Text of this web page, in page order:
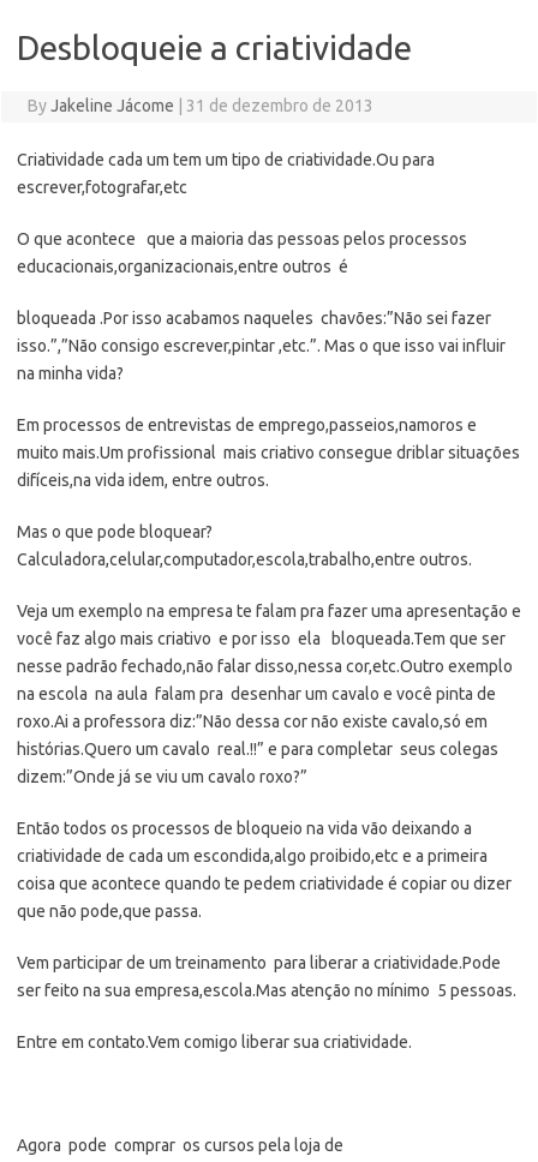
Desbloqueie a criatividade
ByJakeline Jácome 31 de dezembro de 2013
Criatividade cada um tem um tipo de criatividade.Ou para
escrever,fotografar,etc
O que acontece que a maioria das pessoas pelos processos
educacionais,organizacionais,entre outros é
bloqueada .Por isso acabamos naqueles chavões:”Não sei fazer
isso.”,”Não consigo escrever,pintar ,etc.”. Mas o que isso vai influir
na minha vida?
Em processos de entrevistas de emprego,passeios,namoros e
muito mais.Um profissional mais criativo consegue driblar situações
difíceis,na vida idem, entre outros.
Mas o que pode bloquear?
Calculadora,celular,computador,escola,trabalho,entre outros.
Veja um exemplo na empresa te falam pra fazer uma apresentação e
você faz algo mais criativo e por isso ela bloqueada.Tem que ser
nesse padrão fechado,não falar disso,nessa cor,etc.Outro exemplo
na escola na aula falam pra desenhar um cavalo e você pinta de
roxo.Ai a professora diz:”Não dessa cor não existe cavalo,só em
histórias.Quero um cavalo real.!!” e para completar seus colegas
dizem:”Onde já se viu um cavalo roxo?”
Então todos os processos de bloqueio na vida vão deixando a
criatividade de cada um escondida,algo proibido,etc e a primeira
coisa que acontece quando te pedem criatividade é copiar ou dizer
que não pode,que passa.
Vem participar de um treinamento para liberar a criatividade.Pode
ser feito na sua empresa,escola.Mas atenção no mínimo 5 pessoas.
Entre em contato.Vem comigo liberar sua criatividade.
Agora pode comprar os cursos pela loja de